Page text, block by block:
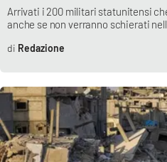
Arrivati i 200 militari statunitensi
anche se non verranno schierati
Redazione